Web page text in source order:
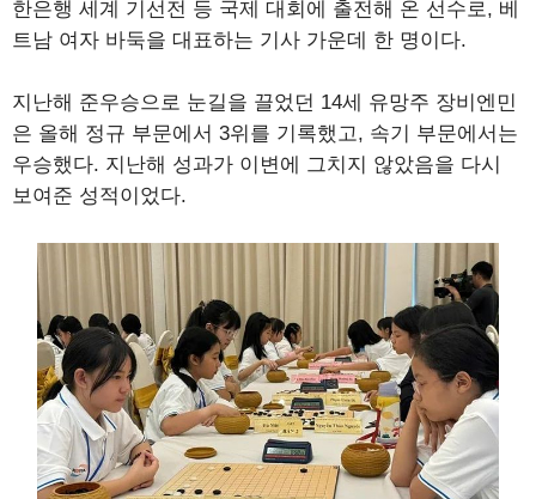
한은행 세계 기선전 등 국제 대회에 출전해 온 선수로, 베
트남 여자 바둑을 대표하는 기사 가운데 한 명이다.
지난해 준우승으로 눈길을 끌었던 14세 유망주 장비엔민
은 올해 정규 부문에서 3위를 기록했고, 속기 부문에서는
우승했다. 지난해 성과가 이변에 그치지 않았음을 다시
보여준 성적이었다.